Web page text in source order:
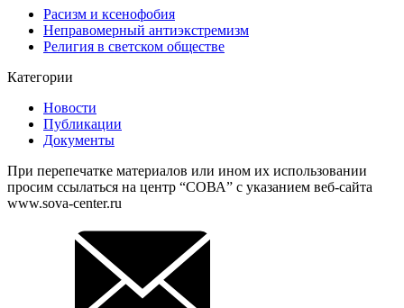
Расизм и ксенофобия
Неправомерный антиэкстремизм
Религия в светском обществе
Категории
Новости
Публикации
Документы
При перепечатке материалов или ином их использовании
просим ссылаться на центр “СОВА” с указанием веб-сайта
www.sova-center.ru